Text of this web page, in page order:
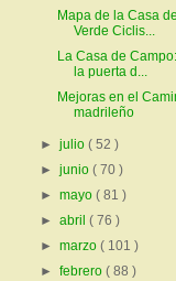
Mapa de la Casa
Verde Ciclis...
La Casa de
la puerta d...
Mejoras en el
madrileño
►julio( 52 )
►junio( 70 )
►mayo( 81 )
►abril( 76 )
►marzo( 101 )
►febrero( 88 )